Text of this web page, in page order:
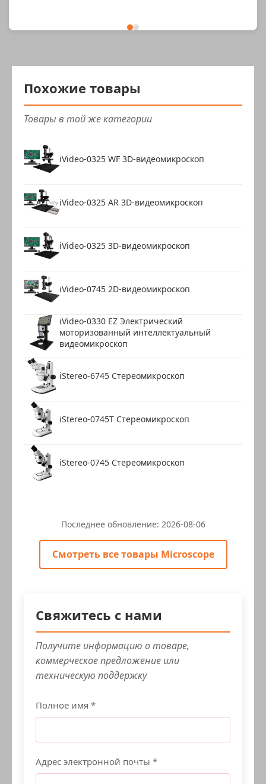
Похожие товары
Товары в той же категории
iVideo-0325 WF 3D-видеомикроскоп
iVideo-0325 AR 3D-видеомикроскоп
iVideo-0325 3D-видеомикроскоп
iVideo-0745 2D-видеомикроскоп
iVideo-0330 EZ Электрический
моторизованный интеллектуальный
видеомикроскоп
iStereo-6745 Стереомикроскоп
iStereo-0745T Стереомикроскоп
iStereo-0745 Стереомикроскоп
Последнее обновление: 2026-08-06
Смотреть все товары Microscope
Свяжитесь с нами
Получите информацию о товаре,
коммерческое предложение или
техническую поддержку
Полное имя *
Адрес электронной почты *